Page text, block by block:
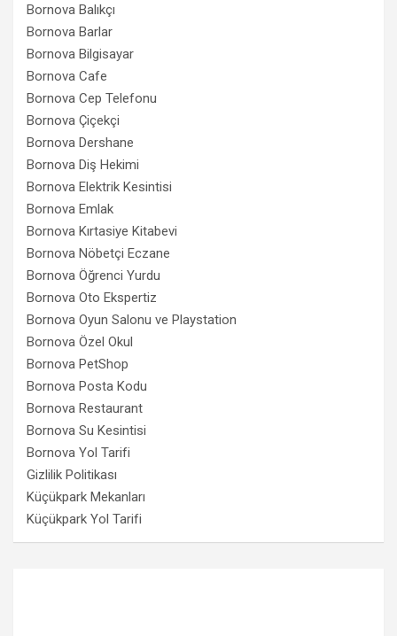
Bornova Balıkçı
Bornova Barlar
Bornova Bilgisayar
Bornova Cafe
Bornova Cep Telefonu
Bornova Çiçekçi
Bornova Dershane
Bornova Diş Hekimi
Bornova Elektrik Kesintisi
Bornova Emlak
Bornova Kırtasiye Kitabevi
Bornova Nöbetçi Eczane
Bornova Öğrenci Yurdu
Bornova Oto Ekspertiz
Bornova Oyun Salonu ve Playstation
Bornova Özel Okul
Bornova PetShop
Bornova Posta Kodu
Bornova Restaurant
Bornova Su Kesintisi
Bornova Yol Tarifi
Gizlilik Politikası
Küçükpark Mekanları
Küçükpark Yol Tarifi